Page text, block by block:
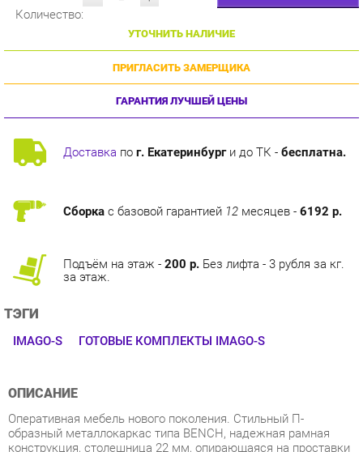
УТОЧНИТЬ НАЛИЧИЕ
ПРИГЛАСИТЬ ЗАМЕРЩИКА
ГАРАНТИЯ ЛУЧШЕЙ ЦЕНЫ
Доставкапог. Екатеринбурги до ТК -бесплатна.
ТЭГИ
образный металлокаркас типа BENCH, надежная рамная
и опоры и очень, очень демократичная цена. Не дороже, чем
обычная качественная оперативная мебель.